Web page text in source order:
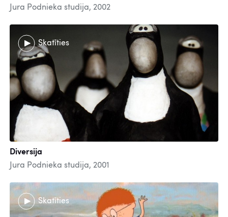
Jura Podnieka studija, 2002
Skatīties
Diversija
Jura Podnieka studija, 2001
Skatīties